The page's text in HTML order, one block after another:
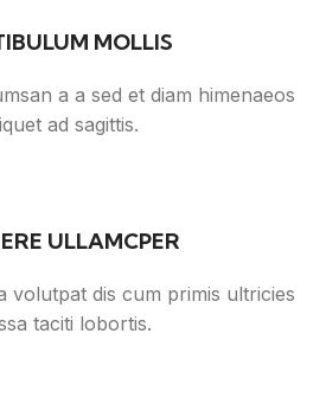
MOLLIS
a a sed et diam himenaeos
ad sagittis.
ULLAMCPER
volutpat dis cum primis ultricies
taciti lobortis.